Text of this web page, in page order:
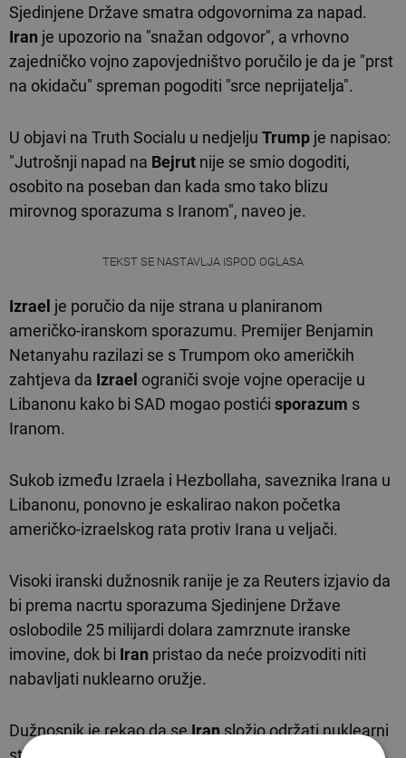
Sjedinjene Države smatra odgovornima za napad.
Iran je upozorio na "snažan odgovor", a vrhovno
zajedničko vojno zapovjedništvo poručilo je da je "prst
na okidaču" spreman pogoditi "srce neprijatelja".
U objavi na Truth Socialu u nedjelju Trump je napisao:
"Jutrošnji napad na Bejrut nije se smio dogoditi,
osobito na poseban dan kada smo tako blizu
mirovnog sporazuma s Iranom", naveo je.
TEKST SE NASTAVLJA ISPOD OGLASA
Izrael je poručio da nije strana u planiranom
američko-iranskom sporazumu. Premijer Benjamin
Netanyahu razilazi se s Trumpom oko američkih
zahtjeva da Izrael ograniči svoje vojne operacije u
Libanonu kako bi SAD mogao postići sporazum s
Iranom.
Sukob između Izraela i Hezbollaha, saveznika Irana u
Libanonu, ponovno je eskalirao nakon početka
američko-izraelskog rata protiv Irana u veljači.
Visoki iranski dužnosnik ranije je za Reuters izjavio da
bi prema nacrtu sporazuma Sjedinjene Države
oslobodile 25 milijardi dolara zamrznute iranske
imovine, dok bi Iran pristao da neće proizvoditi niti
nabavljati nuklearno oružje.
Dužnosnik je rekao da seIransložio održati nuklearni